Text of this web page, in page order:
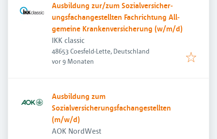
Aus­bild­ung zur/zum Sozial­versicher­
ungs­fach­angestellten­ Fach­richtung All­
gemeine Kranken­versicher­ung (w/m/d)
IKK classic
48653 Coesfeld-Lette, Deutschland
Veröffentlicht:
vor 9 Monaten
Ausbildung zum
Sozialversicherungsfachangestellten
(m/w/d)
AOK NordWest